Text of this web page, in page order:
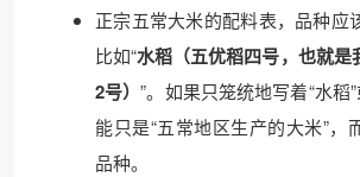
正宗五常大米的配料表，品种应
比如“水稻（五优稻四号，也就是
2号）”。如果只笼统地写着“水稻
能只是“五常地区生产的大米”，
品种。